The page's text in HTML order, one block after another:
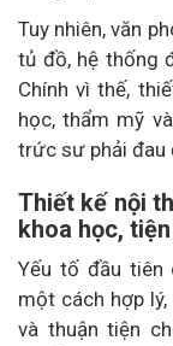
Tuy nhiên, văn
tủ đồ, hệ thống
Chính vì thế,
học, thẩm mỹ
trức sư phải đau
Thiết kế nội
khoa học,
Yếu tố đầu tiên
một cách hợp
và thuận tiện